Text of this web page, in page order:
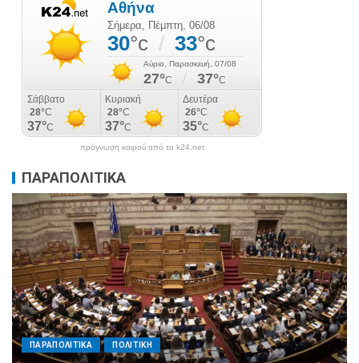
πρόγνωση καιρού από το k24.net
ΠΑΡΑΠΟΛΙΤΙΚΑ
ΠΑΡΑΠΟΛΙΤΙΚΑ ΠΟΛΙΤΙΚΗ
Μητσοτάκης σε υπουργούς: Ξεχάστε τον
ανασχηματισμό, πιάστε δουλειά με 4